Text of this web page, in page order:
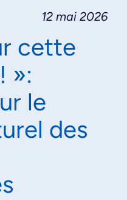
12 mai 2026
cette
»:
le
des